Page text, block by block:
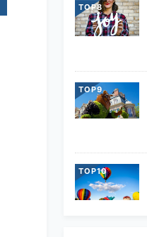
TOP
TOP
TOP